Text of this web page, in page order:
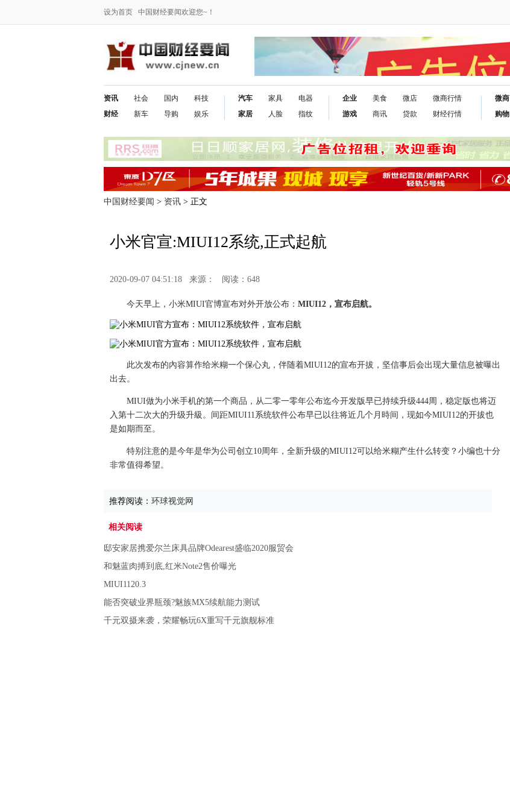
设为首页 中国财经要闻欢迎您~！
资讯
财经
社会
新车
国内
导购
科技
娱乐
汽车
家居
家具
人脸
电器
指纹
企业
游戏
美食
商讯
微店
贷款
微商行情
财经行情
微商
购物
中国财经要闻 > 资讯 > 正文
小米官宣:MIUI12系统,正式起航
2020-09-07 04:51:18 来源： 阅读：648
今天早上，小米MIUI官博宣布对外开放公布： MIUI12，宣布启航。
​此次发布的內容算作给米糊一个保心丸，伴随着MIUI12的宣布开拔，坚信事后会出现大量信息被曝出
出去。
MIUI做为小米手机的第一个商品，从二零一零年公布迄今开发版早已持续升级444周，稳定版也将迈
入第十二次大的升级升級。间距MIUI11系统软件公布早已以往将近几个月時间，现如今MIUI12的开拔也
是如期而至。
特别注意的是今年是华为公司创立10周年，全新升级的MIUI12可以给米糊产生什么转变？小编也十分
非常值得希望。
推荐阅读： 环球视觉网
相关阅读
邸安家居携爱尔兰床具品牌Odearest盛临2020服贸会
和魅蓝肉搏到底,红米Note2售价曝光
MIUI1120.3
能否突破业界瓶颈?魅族MX5续航能力测试
千元双摄来袭，荣耀畅玩6X重写千元旗舰标准